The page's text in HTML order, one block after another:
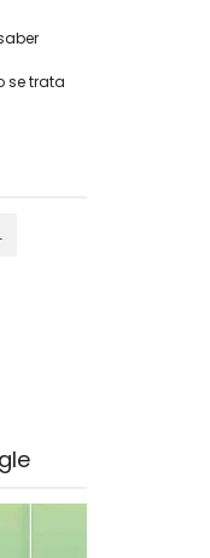
se trata